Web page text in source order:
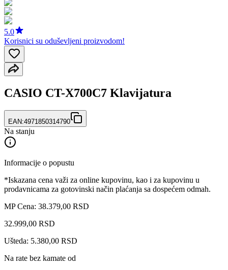
5.0
Korisnici su oduševljeni proizvodom!
CASIO CT-X700C7 Klavijatura
EAN:4971850314790
Na stanju
Informacije o popustu
*Iskazana cena važi za online kupovinu, kao i za kupovinu u
prodavnicama za gotovinski način plaćanja sa dospećem odmah.
MP Cena: 38.379,00 RSD
32.999,00 RSD
Ušteda: 5.380,00 RSD
Na rate bez kamate od